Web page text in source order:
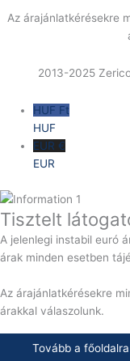
Az árajánlatkérésekre
2013-2025
HUF Ft
HUF
EUR €
EUR
Tisztelt
A jelenlegi instabil euró
árak minden esetben
Az árajánlatkérésekre
árakkal válaszolunk.
Tovább a főoldalra